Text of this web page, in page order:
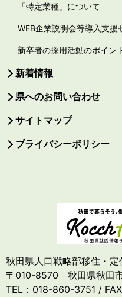
「特定業種」について
WEB企業説明会等導入支援
新卒者の採用活動のポイン
新着情報
県へのお問い合わせ
サイトマップ
プライバシーポリシー
秋田県人口戦略部移住・定
〒010-8570 秋田県秋田
TEL：018-860-3751 /